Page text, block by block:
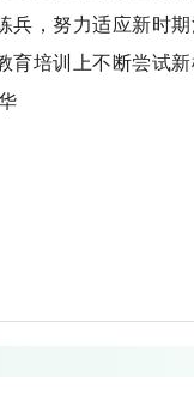
，努力适应新时
培训上不断尝试新